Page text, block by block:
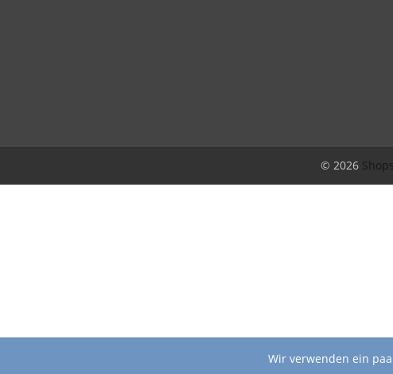
© 2026
Wir verwenden ein